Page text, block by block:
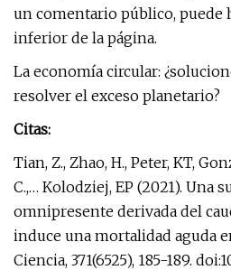
un comentario público, puede
inferior de la página.
La economía circular:
resolver el exceso planetario?
Citas:
Tian, ​​Z., Zhao, H., Peter, KT,
C.,… Kolodziej, EP (2021). Una
omnipresente derivada del
induce una mortalidad aguda
Ciencia, 371(6525), 185-189.